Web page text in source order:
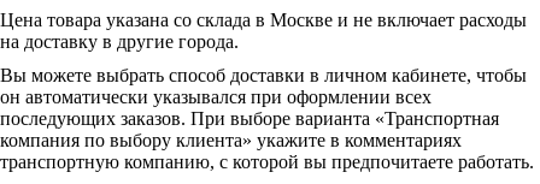
Цена товара указана со склада в Москве и не включает расходы
на доставку в другие города.
Вы можете выбрать способ доставки в личном кабинете, чтобы
он автоматически указывался при оформлении всех
последующих заказов. При выборе варианта «Транспортная
компания по выбору клиента» укажите в комментариях
транспортную компанию, с которой вы предпочитаете работать.